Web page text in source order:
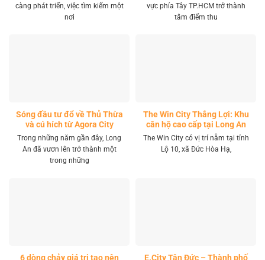
càng phát triển, việc tìm kiếm một
nơi
vực phía Tây TP.HCM trở thành
tâm điểm thu
Sóng đầu tư đổ về Thủ Thừa
và cú hích từ Agora City
Trong những năm gần đây, Long
An đã vươn lên trở thành một
trong những
The Win City Thắng Lợi: Khu
căn hộ cao cấp tại Long An
The Win City có vị trí nằm tại tỉnh
Lộ 10, xã Đức Hòa Hạ,
6 dòng chảy giá trị tạo nên
E.City Tân Đức – Thành phố